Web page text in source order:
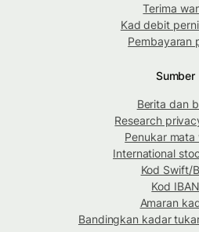
Terima
Kad debit
Pembayaran
Sumber
Berita dan
Research
Penukar mata
International
Kod Swift/
Kod IBAN
Amaran
Bandingkan kadar